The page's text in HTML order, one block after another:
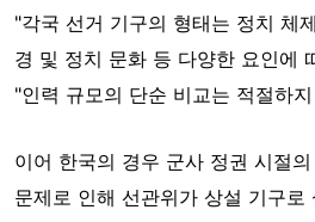
"각국 선거 기구의 형태는 정치 체
경 및 정치 문화 등 다양한 요인에
"인력 규모의 단순 비교는 적절하
이어 한국의 경우 군사 정권 시절
문제로 인해 선관위가 상설 기구로